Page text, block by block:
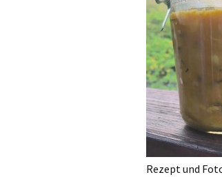
Rezept und